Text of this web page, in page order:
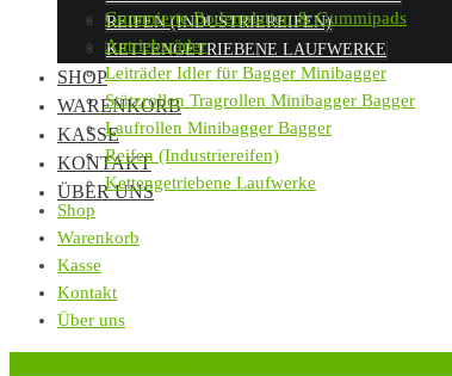
REIFEN (INDUSTRIEREIFEN)
KETTENGETRIEBENE LAUFWERKE
SHOP
WARENKORB
KASSE
KONTAKT
ÜBER UNS
Gummierte Bodenplatten & Gummipads
Antriebsräder
Leiträder Idler für Bagger Minibagger
Stützrollen Tragrollen Minibagger Bagger
Laufrollen Minibagger Bagger
Reifen (Industriereifen)
Kettengetriebene Laufwerke
Shop
Warenkorb
Kasse
Kontakt
Über uns